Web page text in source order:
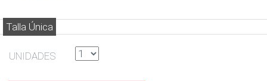
Talla Única
UNIDADES